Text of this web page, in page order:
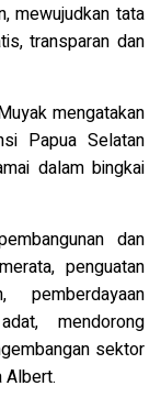
mewujudkan tata
transparan dan
mengatakan
Papua Selatan
dalam bingkai
dan
penguatan
mendorong
sektor
Albert.